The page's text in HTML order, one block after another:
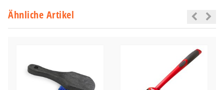
Ähnliche Artikel